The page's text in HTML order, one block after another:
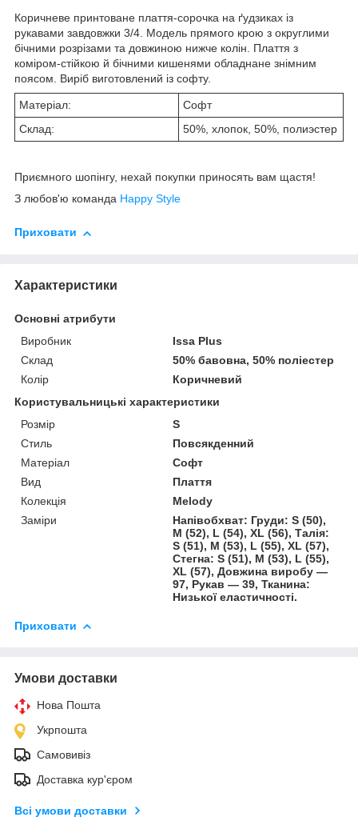
Коричневе принтоване плаття-сорочка на ґудзиках із
рукавами завдовжки 3/4. Модель прямого крою з округлими
бічними розрізами та довжиною нижче колін. Плаття з
коміром-стійкою й бічними кишенями обладнане знімним
поясом. Виріб виготовлений із софту.
Матеріал:
Софт
Склад:
50%, хлопок, 50%, полиэстер
Приємного шопінгу, нехай покупки приносять вам щастя!
З любов'ю команда Happy Style
Приховати
Характеристики
Основні атрибути
Виробник
Issa Plus
Склад
50% бавовна, 50% поліестер
Колір
Коричневий
Користувальницькі характеристики
Розмір
S
Стиль
Повсякденний
Матеріал
Софт
Вид
Плаття
Колекція
Melody
Заміри
Напівобхват: Груди: S (50),
M (52), L (54), XL (56), Талія:
S (51), M (53), L (55), XL (57),
Стегна: S (51), M (53), L (55),
XL (57), Довжина виробу —
97, Рукав — 39, Тканина:
Низької еластичності.
Приховати
Умови доставки
Нова Пошта
Укрпошта
Самовивіз
Доставка кур'єром
Всі умови доставки